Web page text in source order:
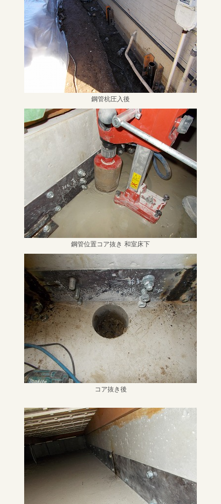
鋼管杭圧入後
鋼管位置コア抜き 和室床下
コア抜き後